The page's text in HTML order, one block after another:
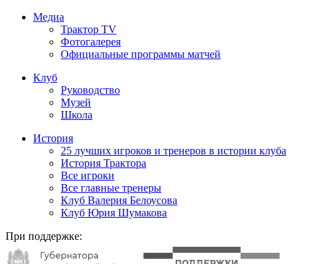
Медиа
Трактор TV
Фотогалерея
Официальные программы матчей
Клуб
Руководство
Музей
Школа
История
25 лучших игроков и тренеров в истории клуба
История Трактора
Все игроки
Все главные тренеры
Клуб Валерия Белоусова
Клуб Юрия Шумакова
При поддержке: